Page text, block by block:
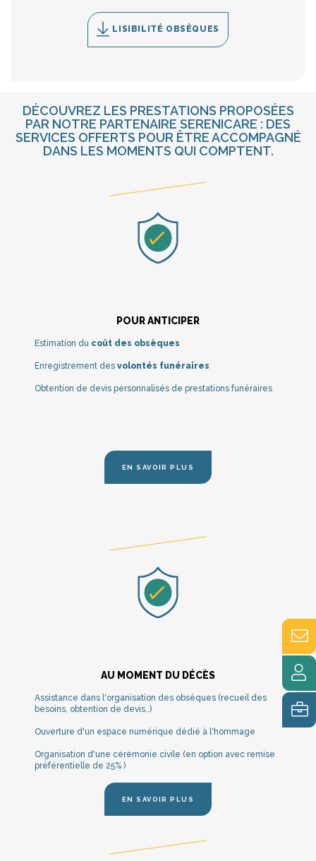
LISIBILITÉ OBSÈQUES
DÉCOUVREZ LES PRESTATIONS PROPOSÉES
PAR NOTRE PARTENAIRE SERENICARE : DES
SERVICES OFFERTS POUR ÊTRE ACCOMPAGNÉ
DANS LES MOMENTS QUI COMPTENT.
POUR ANTICIPER
Estimation du coût des obsèques
Enregistrement des volontés funéraires
Obtention de devis personnalisés de prestations funéraires
EN SAVOIR PLUS
AU MOMENT DU DÉCÈS
Assistance dans l'organisation des obsèques (recueil des
besoins, obtention de devis..)
Ouverture d'un espace numérique dédié à l'hommage
Organisation d'une cérémonie civile (en option avec remise
préférentielle de 25% )
EN SAVOIR PLUS